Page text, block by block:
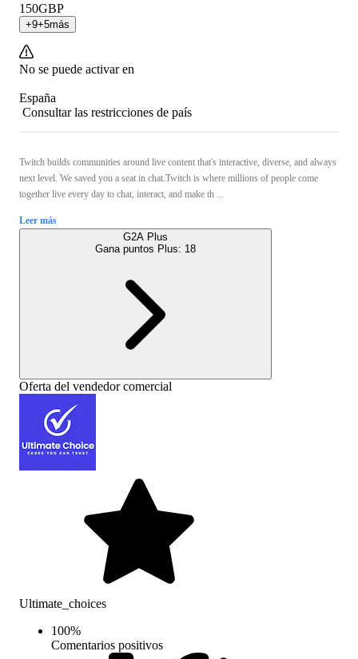
150GBP
+9+5más
No se puede activar en
España
Consultar las restricciones de país
Twitch builds communities around live content that's interactive, diverse, and always
next level. We saved you a seat in chat.Twitch is where millions of people come
together live every day to chat, interact, and make th ...
Leer más
G2A Plus
Gana puntos Plus: 18
Oferta del vendedor comercial
Ultimate_choices
100%
Comentarios positivos